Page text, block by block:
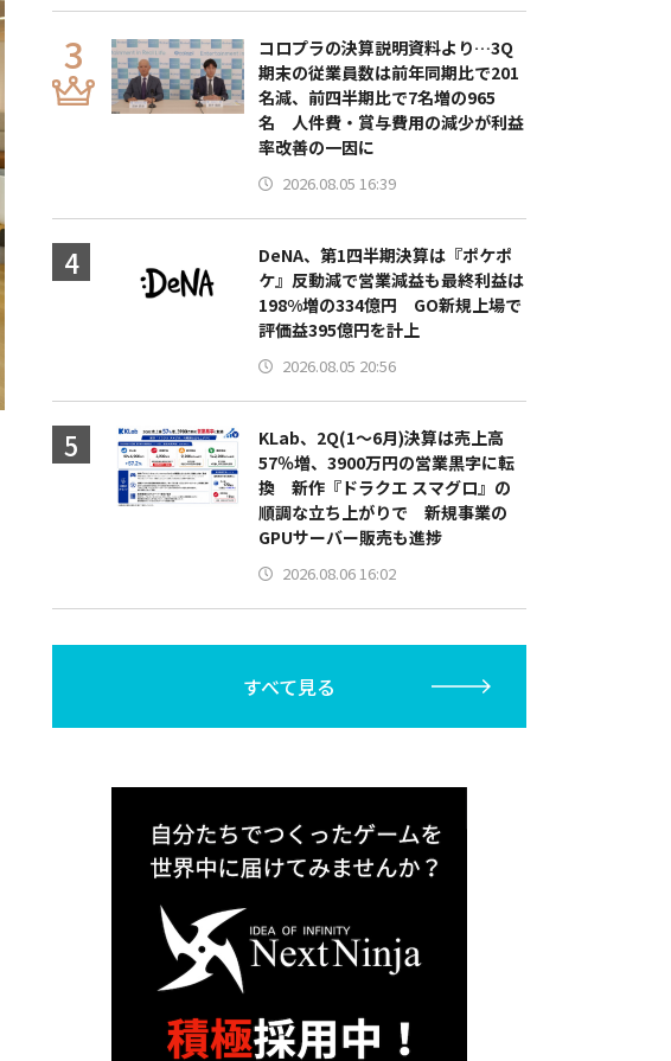
コロプラの決算説明資料より…3Q
期末の従業員数は前年同期比で201
名減、前四半期比で7名増の965
名 人件費・賞与費用の減少が利益
率改善の一因に
2026.08.05 16:39
DeNA、第1四半期決算は『ポケポ
ケ』反動減で営業減益も最終利益は
198%増の334億円 GO新規上場で
評価益395億円を計上
2026.08.05 20:56
KLab、2Q(1～6月)決算は売上高
57％増、3900万円の営業黒字に転
換 新作『ドラクエ スマグロ』の
順調な立ち上がりで 新規事業の
GPUサーバー販売も進捗
2026.08.06 16:02
すべて見る